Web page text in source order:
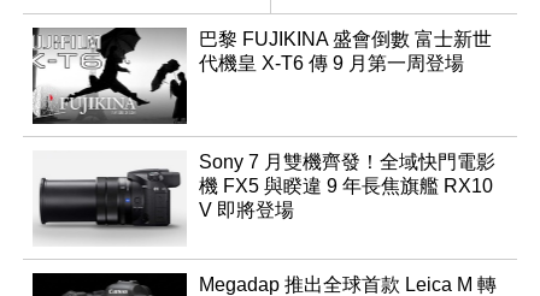
領銜換裝
巴黎 FUJIKINA 盛會倒數 富士新世
代機皇 X-T6 傳 9 月第一周登場
Sony 7 月雙機齊發！全域快門電影
機 FX5 與睽違 9 年長焦旗艦 RX10
V 即將登場
Megadap 推出全球首款 Leica M 轉